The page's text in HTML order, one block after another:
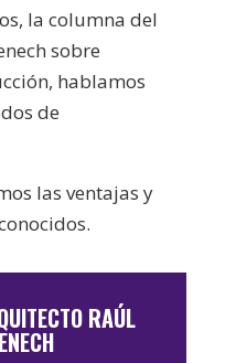
la columna del
sobre
hablamos
de
las ventajas y
RAÚL